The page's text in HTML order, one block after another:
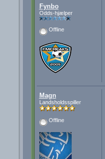
Fynbo
Odds-hjælper
Offline
Magn
Landsholdsspiller
Offline